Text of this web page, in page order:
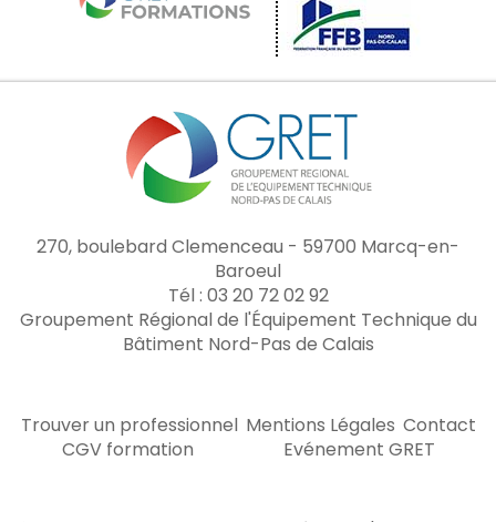
270, boulebard Clemenceau - 59700 Marcq-en-
Baroeul
Tél : 03 20 72 02 92
Groupement Régional de l'Équipement Technique du
Bâtiment Nord-Pas de Calais
Trouver un professionnel Mentions Légales Contact
CGV formation
Evénement GRET